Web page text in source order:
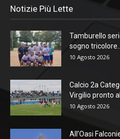
Notizie Più Lette
Tamburello
sogno tricolore...
10 Agosto 2026
Calcio 2a
Virgilio pronto al
10 Agosto 2026
All’Oasi